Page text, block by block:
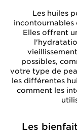
Les huiles
incontournables
Elles offrent
possibles,
votre type de
les différentes
comment les
Les